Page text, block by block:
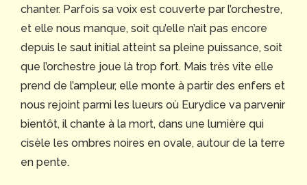
chanter. Parfois sa voix est couverte par l’orchestre,
et elle nous manque, soit qu’elle n’ait pas encore
depuis le saut initial atteint sa pleine puissance, soit
que l’orchestre joue là trop fort. Mais très vite elle
prend de l’ampleur, elle monte à partir des enfers et
nous rejoint parmi les lueurs où Eurydice va parvenir
bientôt, il chante à la mort, dans une lumière qui
cisèle les ombres noires en ovale, autour de la terre
en pente.